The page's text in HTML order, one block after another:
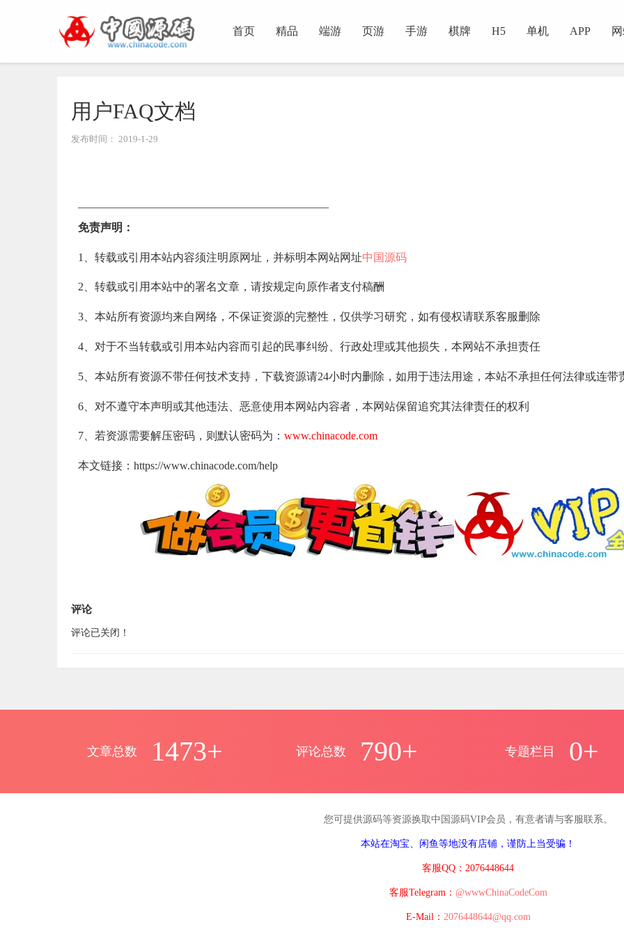
首页 精品 端游 页游 手游 棋牌 H5 单机 APP
用户FAQ文档
发布时间： 2019-1-29
——————————————————————–
免责声明：
1、转载或引用本站内容须注明原网址，并标明本网站网址中国源码
2、转载或引用本站中的署名文章，请按规定向原作者支付稿酬
3、本站所有资源均来自网络，不保证资源的完整性，仅供学习研究，如有侵权请联系客服删除
4、对于不当转载或引用本站内容而引起的民事纠纷、行政处理或其他损失，本网站不承担责任
5、本站所有资源不带任何技术支持，下载资源请24小时内删除，如用于违法用途，本站不承担任何法律或连带
6、对不遵守本声明或其他违法、恶意使用本网站内容者，本网站保留追究其法律责任的权利
7、若资源需要解压密码，则默认密码为： www.chinacode.com
本文链接：https://www.chinacode.com/help
评论
评论已关闭！
文章总数 1473+ 评论总数 790+ 专题栏目 0+
您可提供源码等资源换取中国源码VIP会员，有意者请与客服联系。
本站在淘宝、闲鱼等地没有店铺，谨防上当受骗！
客服QQ：2076448644
客服Telegram： @wwwChinaCodeCom
E-Mail： 2076448644@qq.com